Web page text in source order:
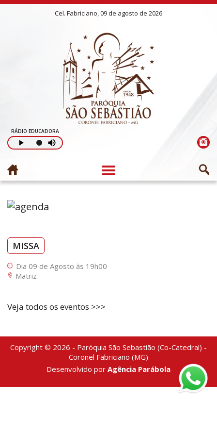
Cel. Fabriciano, 09 de agosto de 2026
RÁDIO EDUCADORA
MISSA
Dia 09 de Agosto às 19h00
Matriz
Veja todos os eventos >>>
Copyright © 2026 - Paróquia São Sebastião (Co-Catedral) -
Coronel Fabriciano (MG)
Desenvolvido por Agência Parábola